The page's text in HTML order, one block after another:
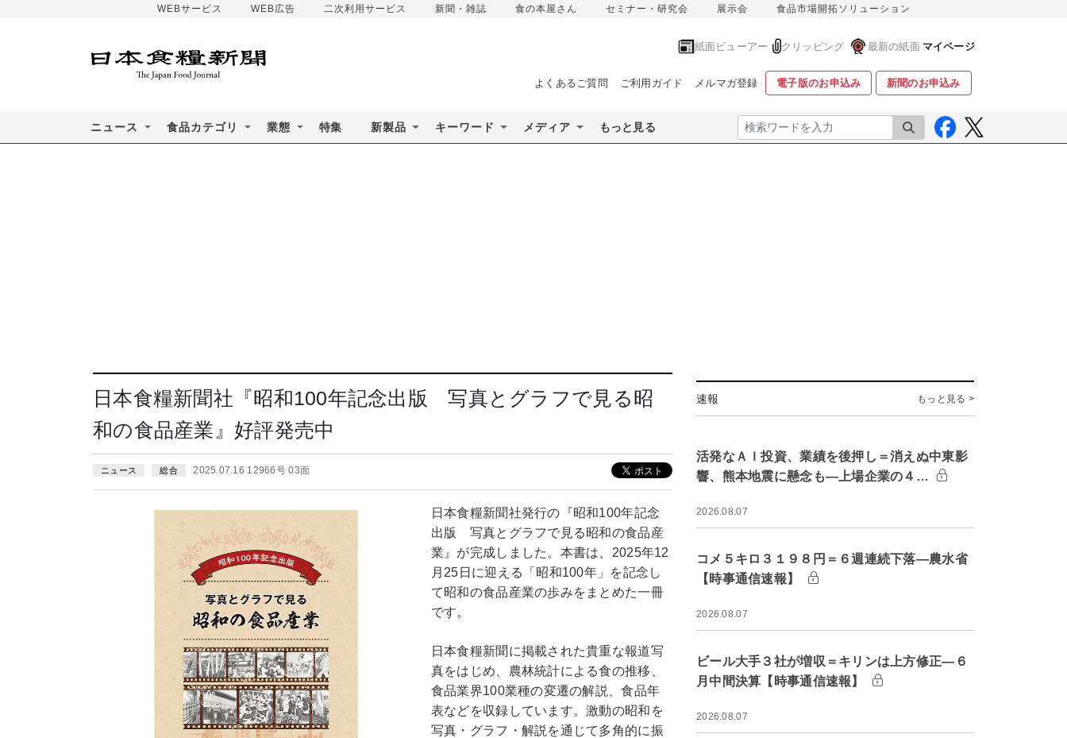
WEBサービス WEB広告 二次利用サービス 新聞・雑誌 食の本屋さん セミナー・研究会 展示会 食品市場開拓ソリューション
紙面ビューアー クリッピング 最新の紙面 マイページ
よくあるご質問 ご利用ガイド メルマガ登録 電子版のお申込み 新聞のお申込み
ニュース 食品カテゴリ 業態 特集 新製品 キーワード メディア もっと見る 検索
日本食糧新聞社『昭和100年記念出版 写真とグラフで見る昭
和の食品産業』好評発売中
ニュース 総合 2025.07.16 12966号 03面
日本食糧新聞社発行の『昭和100年記念
出版 写真とグラフで見る昭和の食品産
業』が完成しました。本書は、2025年12
月25日に迎える「昭和100年」を記念し
て昭和の食品産業の歩みをまとめた一冊
です。
日本食糧新聞に掲載された貴重な報道写
真をはじめ、農林統計による食の推移、
食品業界100業種の変遷の解説、食品年
表などを収録しています。激動の昭和を
写真・グラフ・解説を通じて多角的に振
速報 もっと見る >
活発なＡＩ投資、業績を後押し＝消えぬ中東影
響、熊本地震に懸念も―上場企業の４…
2026.08.07
コメ５キロ３１９８円＝６週連続下落―農水省
【時事通信速報】
2026.08.07
ビール大手３社が増収＝キリンは上方修正―６
月中間決算【時事通信速報】
2026.08.07